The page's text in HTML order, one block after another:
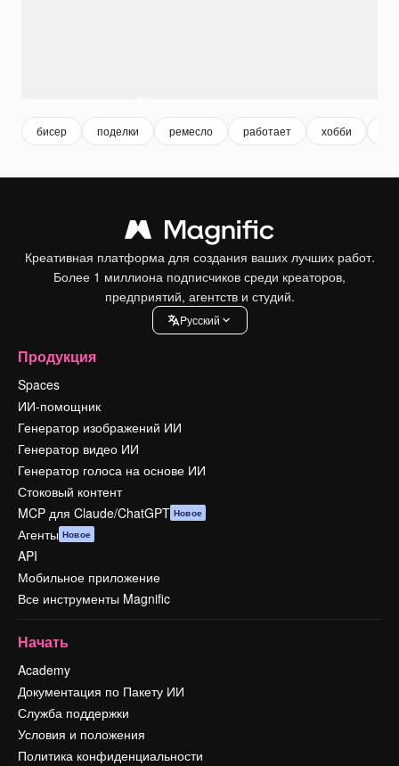
бисер поделки ремесло работает хобби
Креативная платформа для создания ваших лучших работ.
Более 1 миллиона подписчиков среди креаторов,
предприятий, агентств и студий.
Pусский
Продукция
Spaces
ИИ-помощник
Генератор изображений ИИ
Генератор видео ИИ
Генератор голоса на основе ИИ
Стоковый контент
MCP для Claude/ChatGPT Новое
Агенты Новое
API
Мобильное приложение
Все инструменты Magnific
Начать
Academy
Документация по Пакету ИИ
Служба поддержки
Условия и положения
Политика конфиденциальности